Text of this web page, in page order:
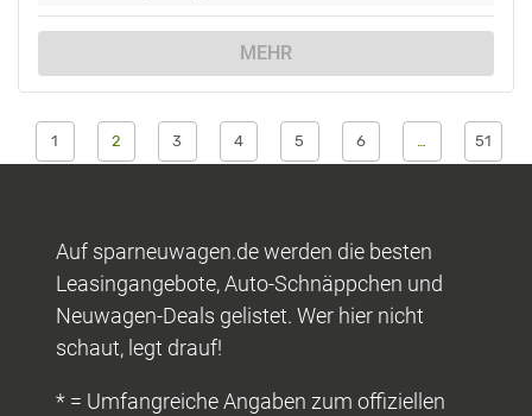
MEHR
1 2 3 4 5 6 51
Auf sparneuwagen.de werden die besten
Leasingangebote, Auto-Schnäppchen und
Neuwagen-Deals gelistet. Wer hier nicht
schaut, legt drauf!
* = Umfangreiche Angaben zum offiziellen